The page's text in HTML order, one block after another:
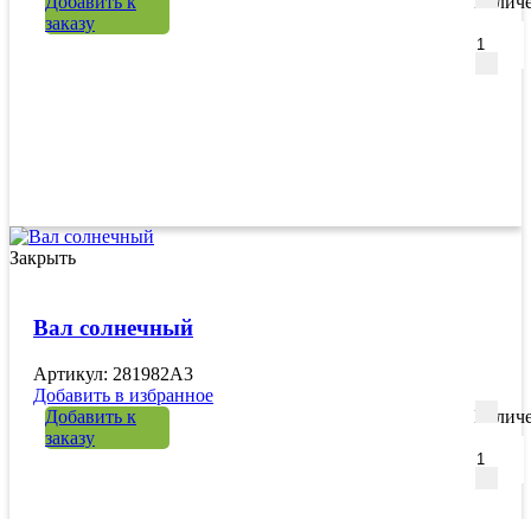
заказу
Закрыть
Вал солнечный
Артикул: 281982A3
Добавить в избранное
Добавить к
заказу